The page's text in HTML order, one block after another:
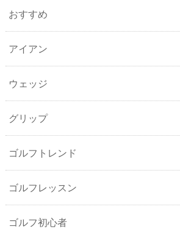
おすすめ
アイアン
ウェッジ
グリップ
ゴルフトレンド
ゴルフレッスン
ゴルフ初心者